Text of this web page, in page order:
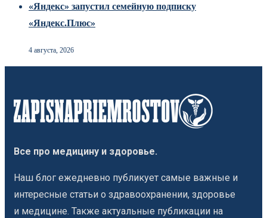
«Яндекс» запустил семейную подписку
«Яндекс.Плюс»
4 августа, 2026
Все про медицину и здоровье.
Наш блог ежедневно публикует самые важные и
интересные статьи о здравоохранении, здоровье
и медицине. Также актуальные публикации на